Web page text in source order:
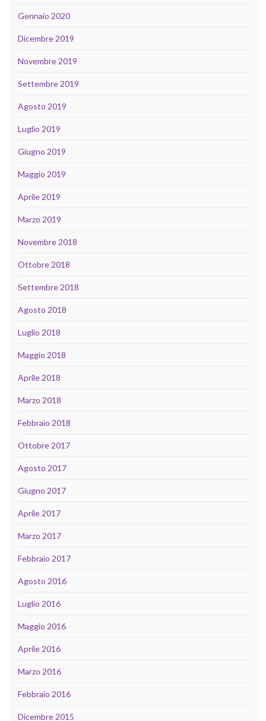
Gennaio 2020
Dicembre 2019
Novembre 2019
Settembre 2019
Agosto 2019
Luglio 2019
Giugno 2019
Maggio 2019
Aprile 2019
Marzo 2019
Novembre 2018
Ottobre 2018
Settembre 2018
Agosto 2018
Luglio 2018
Maggio 2018
Aprile 2018
Marzo 2018
Febbraio 2018
Ottobre 2017
Agosto 2017
Giugno 2017
Aprile 2017
Marzo 2017
Febbraio 2017
Agosto 2016
Luglio 2016
Maggio 2016
Aprile 2016
Marzo 2016
Febbraio 2016
Dicembre 2015